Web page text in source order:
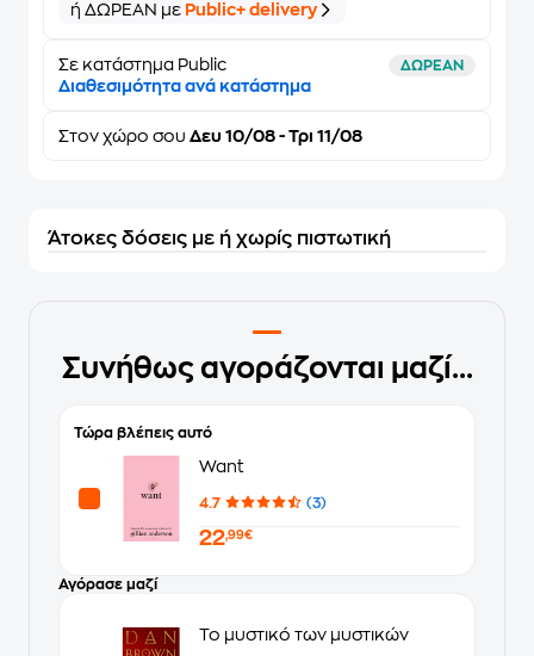
ή ΔΩΡΕΑΝ με Public+ delivery
Σε κατάστημα Public ΔΩΡΕΑΝ
Διαθεσιμότητα ανά κατάστημα
Στον χώρο σου Δευ 10/08 - Τρι 11/08
Άτοκες δόσεις με ή χωρίς πιστωτική
Συνήθως αγοράζονται μαζί...
Τώρα βλέπεις αυτό
Want
4.7 (3)
22,99€
Αγόρασε μαζί
Το μυστικό των μυστικών